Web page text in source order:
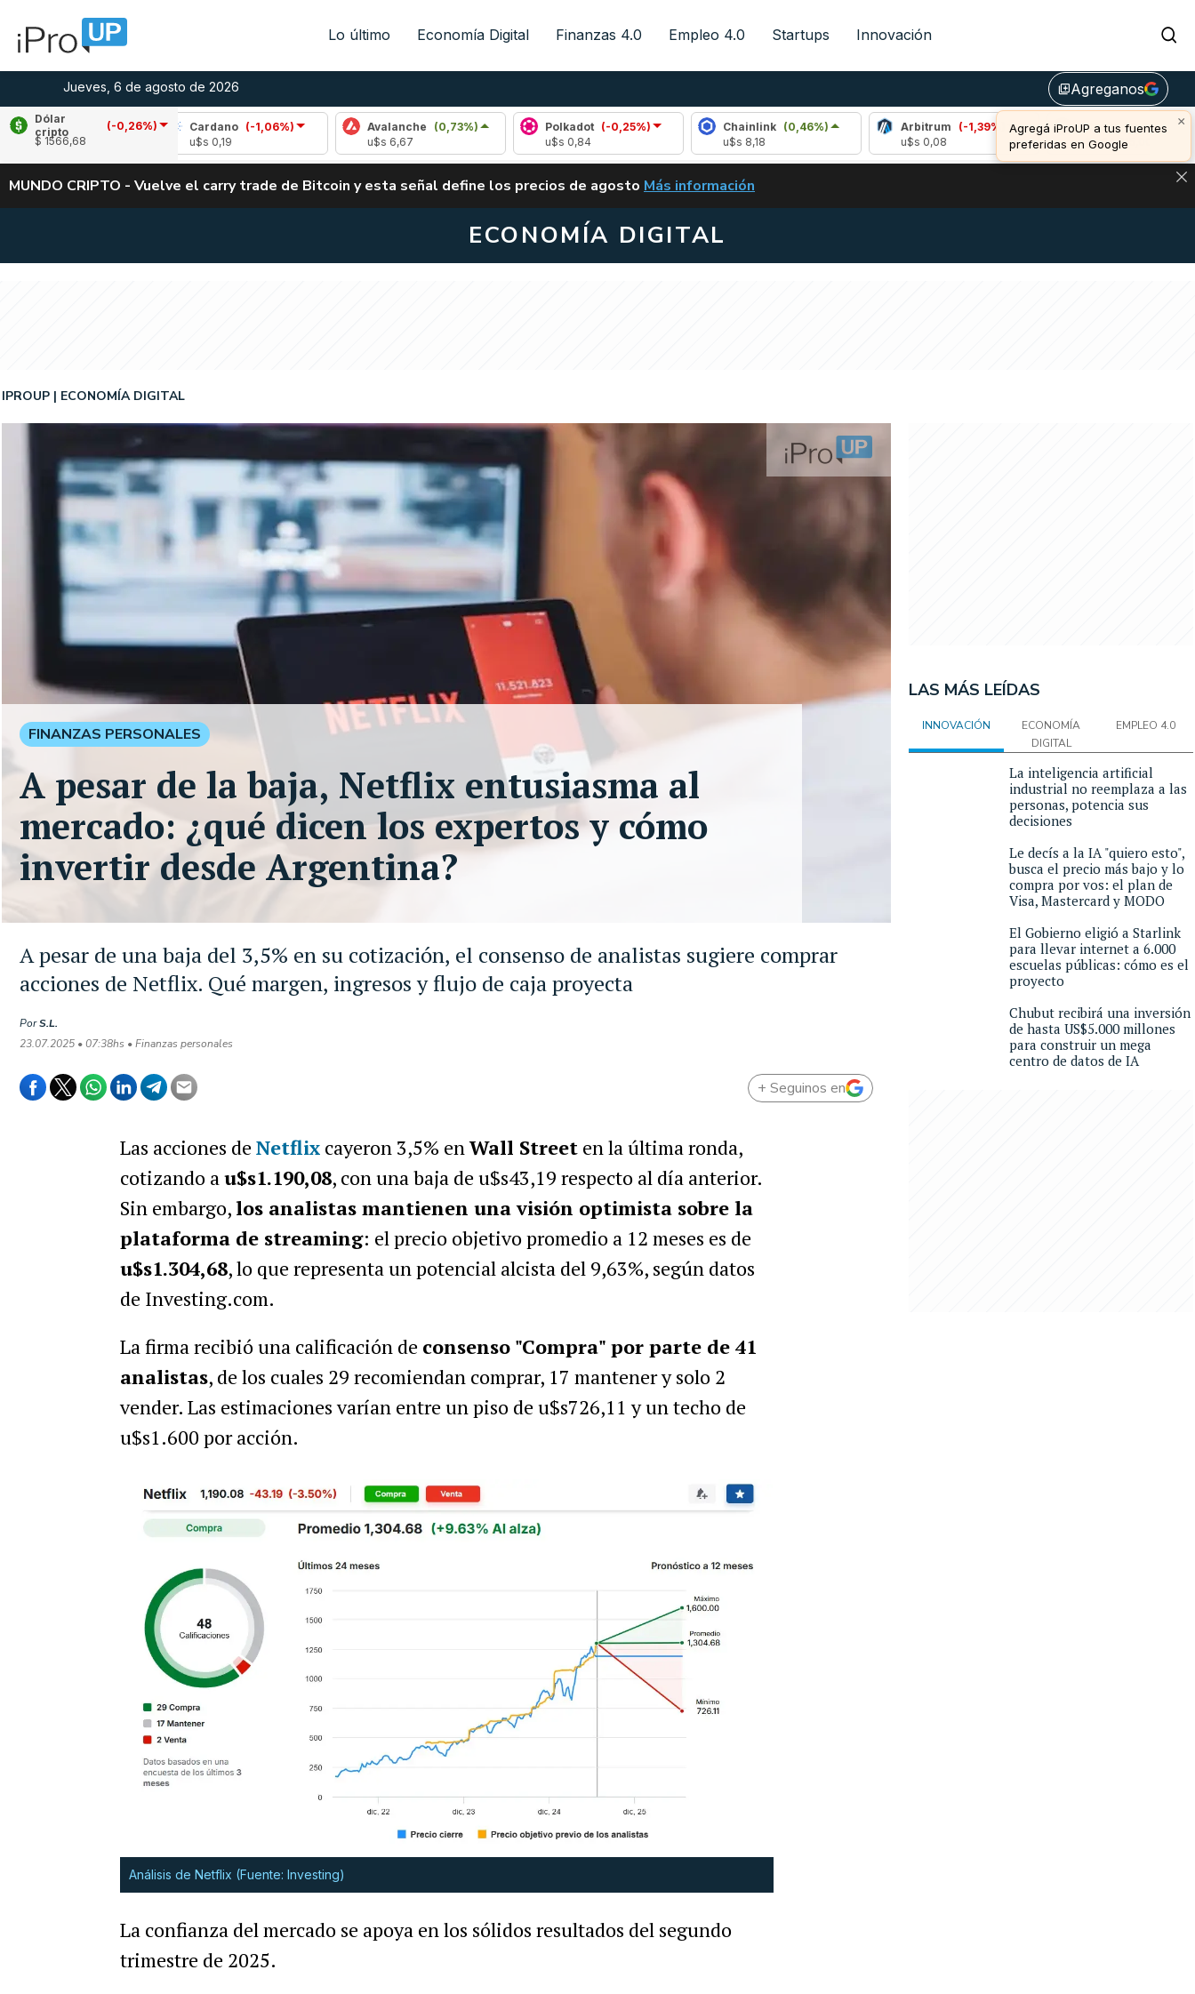
Lo último Economía Digital Finanzas 4.0 Empleo 4.0 Startups Innovación
Jueves, 6 de agosto de 2026 library_addAgreganos
×
Agregá iProUP a tus fuentes
preferidas en Google
Dólar
cripto
(-0,26%)
$ 1566,68
1,93%) Cardano
(-1,06%)
Avalanche (0,73%)
Polkadot
(-0,25%)
Chainlink
(0,46%)
Arbitrum
(-1,39%)
Bitcoin (0,72%)
u$s 64.615,00
ALERTA
MUNDO CRIPTO - Vuelve el carry trade de Bitcoin y esta señal define los precios de agosto VUELVE EL CARRY TRADE DE BITCOIN Y ESTA SEÑAL DEFINE LOS PRECIOS DE
Más información
ECONOMÍA DIGITAL
A pesar de una baja del 3,5% en su cotización, el consenso de analistas sugiere comprar
acciones de Netflix. Qué margen, ingresos y flujo de caja proyecta
IPROUP ECONOMÍA DIGITAL
PorS.L.
23.07.2025 • 07:38hs • Finanzas personales
FINANZAS PERSONALES
A pesar de la baja, Netflix entusiasma al
mercado: ¿qué dicen los expertos y cómo
invertir desde Argentina?
+ Seguinos en
Las acciones de Netflixcayeron 3,5% enWall Streeten la última ronda,
cotizando au$s1.190,08, con una baja de u$s43,19 respecto al día anterior.
Sin embargo,los analistas mantienen una visión optimista sobre la
plataforma de streaming: el precio objetivo promedio a 12 meses es de
u$s1.304,68, lo que representa un potencial alcista del 9,63%, según datos
de Investing.com.
La firma recibió una calificación de consenso "Compra" por parte de 41
analistas, de los cuales 29 recomiendan comprar, 17 mantener y solo 2
vender. Las estimaciones varían entre un piso de u$s726,11 y un techo de
u$s1.600 por acción.
Análisis de Netflix (Fuente: Investing)
La confianza del mercado se apoya en los sólidos resultados del segundo
trimestre de 2025.
LAS MÁS LEÍDAS
INNOVACIÓN
ECONOMÍA
DIGITAL
EMPLEO 4.0
La inteligencia artificial
industrial no reemplaza a las
personas, potencia sus
decisiones
Le decís a la IA "quiero esto",
busca el precio más bajo y lo
compra por vos: el plan de
Visa, Mastercard y MODO
El Gobierno eligió a Starlink
para llevar internet a 6.000
escuelas públicas: cómo es el
proyecto
Chubut recibirá una inversión
de hasta US$5.000 millones
para construir un mega
centro de datos de IA